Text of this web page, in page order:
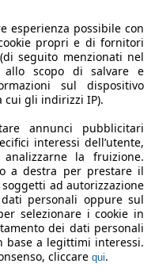
esperienza possibile con
propri e di fornitori
seguito menzionati nel
allo scopo di salvare e
sul dispositivo
cui gli indirizzi IP).
annunci pubblicitari
interessi dell’utente,
la fruizione.
a destra per prestare il
ad autorizzazione
personali oppure sul
selezionare i cookie in
dei dati personali
base a legittimi interessi.
cliccare qui.